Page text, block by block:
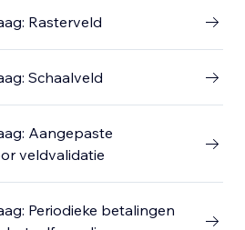
Rasterveld
Schaalveld
Aangepaste
veldvalidatie
Periodieke betalingen